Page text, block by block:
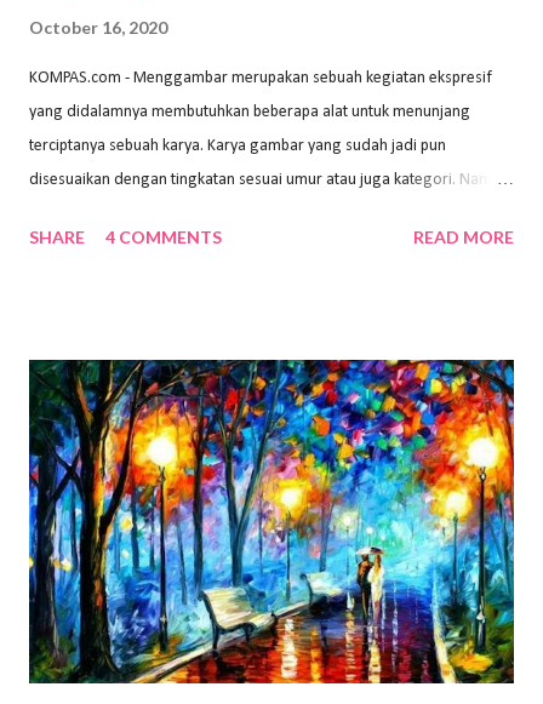
October 16, 2020
KOMPAS.com - Menggambar merupakan sebuah kegiatan ekspresif
yang didalamnya membutuhkan beberapa alat untuk menunjang
terciptanya sebuah karya. Karya gambar yang sudah jadi pun
disesuaikan dengan tingkatan sesuai umur atau juga kategori. Namun,
sehingga hasilnya bisa dilihat. Peran alat dan bahan sangat
memiliki spesifikasi berbeda sesuai jenisnya. Berikut peralatan
menggambar bentuk: 1. Kertas Gambar Kegiatan menggambar
membutuhkan kertas yang baik agar proses pembuatan gambar lebih
nyaman dan maksimal. Bahan kertas yang baik salah satu syaratnya
adalah tidak mudah sobek, mengingat menggambar merupakan
proses menggores dan menghapus. Kertas adalah bahan yang paling
ideal digunakan untuk menggambar. Dalam menggambar
menggunakan pen...
SHARE 4 COMMENTS READ MORE